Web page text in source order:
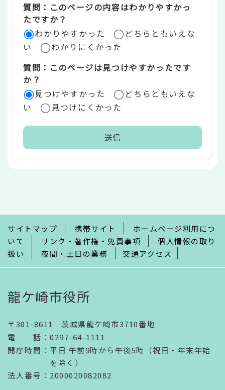
リ
ア
質問：このページの内容はわかりやすかっ
たですか？
わかりやすかった
どちらともいえな
い
わかりにくかった
質問：このページは見つけやすかったです
か？
見つけやすかった
どちらともいえな
い
見つけにくかった
で
サイトマップ 携帯サイト
ホームページ利用につ
いて
リンク・著作権・免責事項
個人情報の取り
扱い
夜間・土日の業務 交通アクセス
龍ケ崎市役所
〒301-8611 茨城県龍ケ崎市3710番地
電話 ： 0297-64-1111
開庁時間 ： 平日 午前9時から午後5時（祝日・年末年始
を除く）
法人番号 ：2000020082082